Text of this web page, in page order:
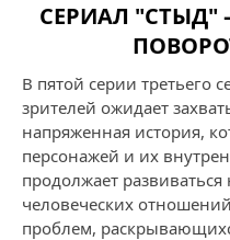
СЕРИАЛ "СТЫД"
В пятой серии третьего
зрителей ожидает
напряженная история,
персонажей и их
продолжает
человеческих
проблем,